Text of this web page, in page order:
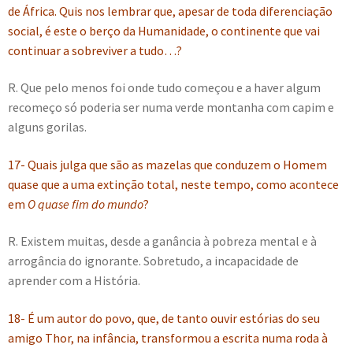
de África. Quis nos lembrar que, apesar de toda diferenciação
social, é este o berço da Humanidade, o continente que vai
continuar a sobreviver a tudo…?
R. Que pelo menos foi onde tudo começou e a haver algum
recomeço só poderia ser numa verde montanha com capim e
alguns gorilas.
17- Quais julga que são as mazelas que conduzem o Homem
quase que a uma extinção total, neste tempo, como acontece
em O quase fim do mundo?
R. Existem muitas, desde a ganância à pobreza mental e à
arrogância do ignorante. Sobretudo, a incapacidade de
aprender com a História.
18- É um autor do povo, que, de tanto ouvir estórias do seu
amigo Thor, na infância, transformou a escrita numa roda à